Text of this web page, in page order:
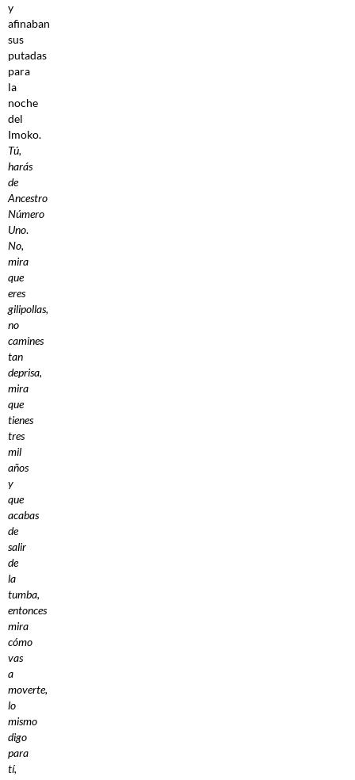
y
afinaban
sus
putadas
para
la
noche
del
Imoko.
Tú,
harás
de
Ancestro
Número
Uno.
No,
mira
que
eres
gilipollas,
no
camines
tan
deprisa,
mira
que
tienes
tres
mil
años
y
que
acabas
de
salir
de
la
tumba,
entonces
mira
cómo
vas
a
moverte,
lo
mismo
digo
para
tí,